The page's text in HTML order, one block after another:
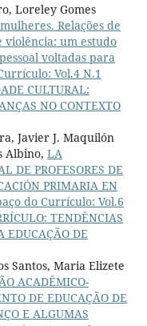
Loreley Gomes
Relações de
violência: um estudo
voltadas para
Vol.4 N.1
CULTURAL:
NO CONTEXTO
Javier J. Maquilón
Albino, LA
DE PROFESORES DE
PRIMARIA EN
do Currículo: Vol.6
TENDÊNCIAS
EDUCAÇÃO DE
Santos, Maria Elizete
ACADÊMICO-
DE EDUCAÇÃO DE
E ALGUMAS